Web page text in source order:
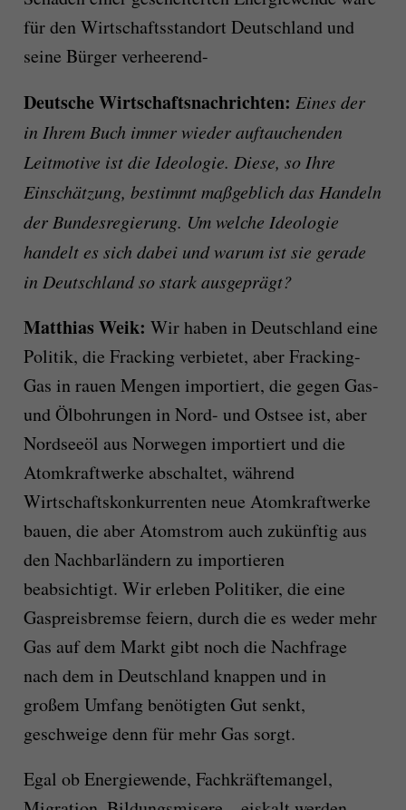
für den Wirtschaftsstandort Deutschland und
seine Bürger verheerend-
Deutsche Wirtschaftsnachrichten: Eines der
in Ihrem Buch immer wieder auftauchenden
Leitmotive ist die Ideologie. Diese, so Ihre
Einschätzung, bestimmt maßgeblich das Handeln
der Bundesregierung. Um welche Ideologie
handelt es sich dabei und warum ist sie gerade
in Deutschland so stark ausgeprägt?
Matthias Weik: Wir haben in Deutschland eine
Politik, die Fracking verbietet, aber Fracking-
Gas in rauen Mengen importiert, die gegen Gas-
und Ölbohrungen in Nord- und Ostsee ist, aber
Nordseeöl aus Norwegen importiert und die
Atomkraftwerke abschaltet, während
Wirtschaftskonkurrenten neue Atomkraftwerke
bauen, die aber Atomstrom auch zukünftig aus
den Nachbarländern zu importieren
beabsichtigt. Wir erleben Politiker, die eine
Gaspreisbremse feiern, durch die es weder mehr
Gas auf dem Markt gibt noch die Nachfrage
nach dem in Deutschland knappen und in
großem Umfang benötigten Gut senkt,
geschweige denn für mehr Gas sorgt.
Egal ob Energiewende, Fachkräftemangel,